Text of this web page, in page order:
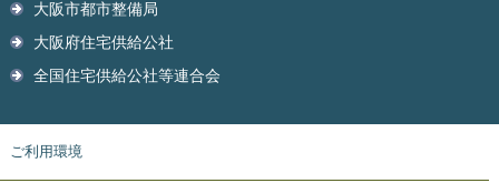
大阪市都市整備局
大阪府住宅供給公社
全国住宅供給公社等連合会
ご利用環境